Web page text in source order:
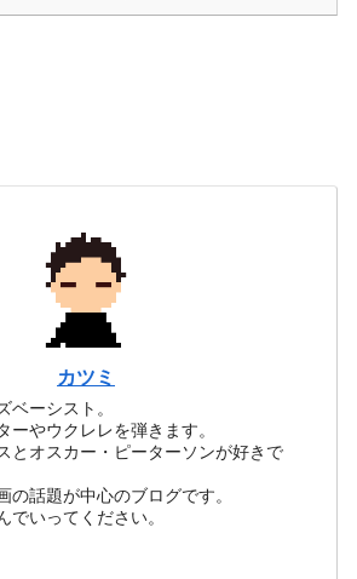
カツミ
ベーシスト。
ーやウクレレを弾きます。
とオスカー・ピーターソンが好きで
の話題が中心のブログです。
でいってください。